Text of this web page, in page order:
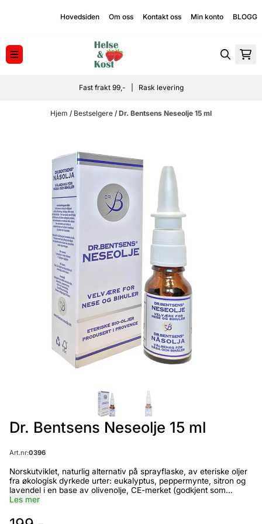
Hopp til innholdHovedsiden Om oss Kontakt oss Min konto BLOGG
Fast frakt 99,- | Rask levering
Hjem / Bestselgere / Dr. Bentsens Neseolje 15 ml
Dr. Bentsens Neseolje 15 ml
Art.nr:0396
Norskutviklet, naturlig alternativ på sprayflaske, av eteriske oljer
fra økologisk dyrkede urter: eukalyptus, peppermynte, sitron og
lavendel i en base av olivenolje, CE-merket (godkjent som
medisinsk utstyr). Aldri før har nordmenn kjøpt så mye
år. Samtidig ropes det et varsko fra helsemyndighetenes side.
Les mer